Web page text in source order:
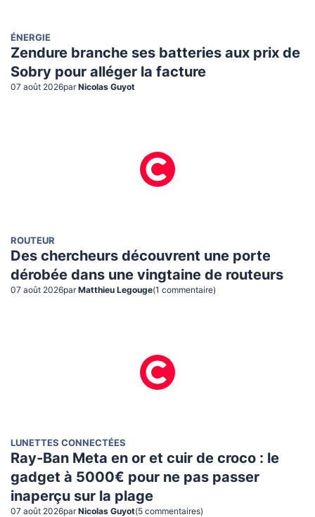
ÉNERGIE
Zendure branche ses batteries aux prix de
Sobry pour alléger la facture
07 août 2026par Nicolas Guyot
ROUTEUR
Des chercheurs découvrent une porte
dérobée dans une vingtaine de routeurs
07 août 2026par Matthieu Legouge(1 commentaire)
LUNETTES CONNECTÉES
Ray-Ban Meta en or et cuir de croco : le
gadget à 5000€ pour ne pas passer
inaperçu sur la plage
07 août 2026par Nicolas Guyot(5 commentaires)